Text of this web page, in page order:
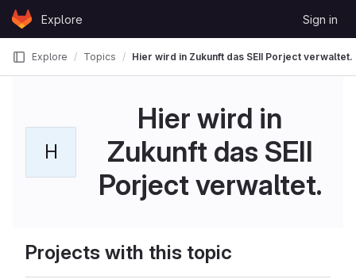
Skip to content
GitLabExplore Sign in
Explore Topics Hier wird in Zukunft das SEII Porject verwaltet.
H
Hier wird in
Zukunft das SEII
Porject verwaltet.
Projects with this topic